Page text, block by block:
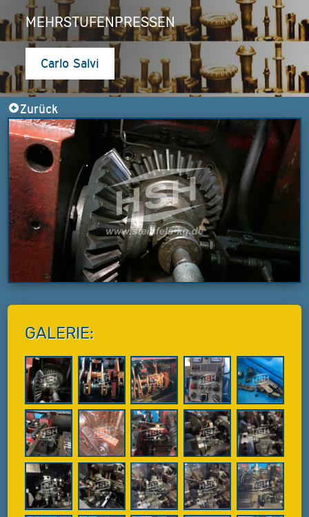
MEHRSTUFENPRESSEN
Carlo Salvi
Zurück
GALERIE: